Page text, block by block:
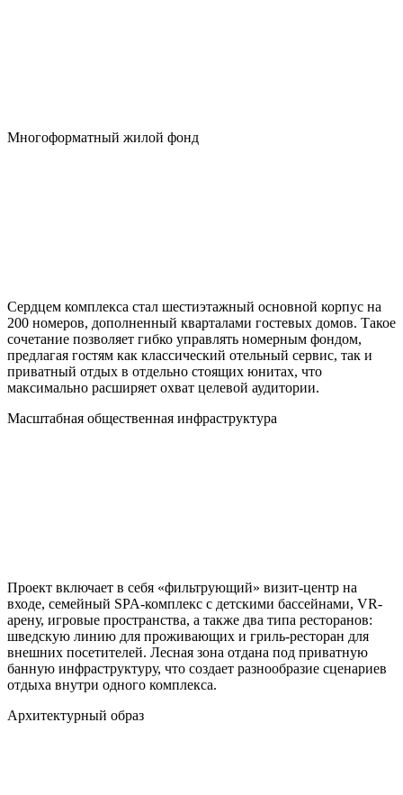
Многоформатный жилой фонд
Сердцем комплекса стал шестиэтажный основной корпус на
200 номеров, дополненный кварталами гостевых домов. Такое
сочетание позволяет гибко управлять номерным фондом,
предлагая гостям как классический отельный сервис, так и
приватный отдых в отдельно стоящих юнитах, что
максимально расширяет охват целевой аудитории.
Масштабная общественная инфраструктура
Проект включает в себя «фильтрующий» визит-центр на
входе, семейный SPA-комплекс с детскими бассейнами, VR-
арену, игровые пространства, а также два типа ресторанов:
шведскую линию для проживающих и гриль-ресторан для
внешних посетителей. Лесная зона отдана под приватную
банную инфраструктуру, что создает разнообразие сценариев
отдыха внутри одного комплекса.
Архитектурный образ